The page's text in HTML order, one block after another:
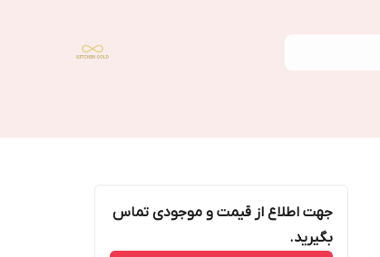
جهت اطلاع از قیمت و موجودی تماس
بگیرید.